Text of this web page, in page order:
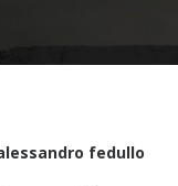
fedullo